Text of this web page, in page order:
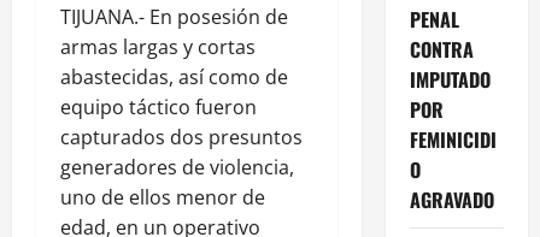
TIJUANA.- En posesión de
armas largas y cortas
abastecidas, así como de
equipo táctico fueron
capturados dos presuntos
generadores de violencia,
uno de ellos menor de
edad, en un operativo
PENAL
CONTRA
IMPUTADO
POR
FEMINICIDI
O
AGRAVADO